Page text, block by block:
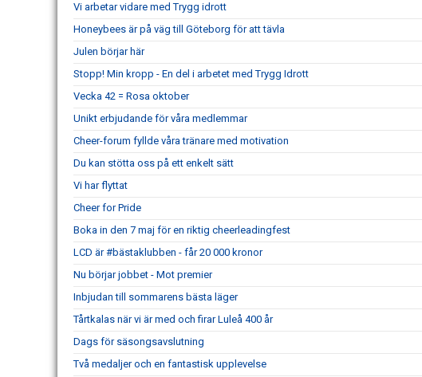
Vi arbetar vidare med Trygg idrott
Honeybees är på väg till Göteborg för att tävla
Julen börjar här
Stopp! Min kropp - En del i arbetet med Trygg Idrott
Vecka 42 = Rosa oktober
Unikt erbjudande för våra medlemmar
Cheer-forum fyllde våra tränare med motivation
Du kan stötta oss på ett enkelt sätt
Vi har flyttat
Cheer for Pride
Boka in den 7 maj för en riktig cheerleadingfest
LCD är #bästaklubben - får 20 000 kronor
Nu börjar jobbet - Mot premier
Inbjudan till sommarens bästa läger
Tårtkalas när vi är med och firar Luleå 400 år
Dags för säsongsavslutning
Två medaljer och en fantastisk upplevelse